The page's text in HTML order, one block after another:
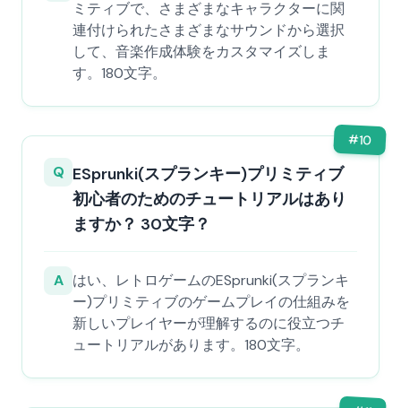
ミティブで、さまざまなキャラクターに関
連付けられたさまざまなサウンドから選択
して、音楽作成体験をカスタマイズしま
す。180文字。
#10
Q ESprunki(スプランキー)プリミティブ
初心者のためのチュートリアルはあり
ますか？ 30文字？
A はい、レトロゲームのESprunki(スプランキ
ー)プリミティブのゲームプレイの仕組みを
新しいプレイヤーが理解するのに役立つチ
ュートリアルがあります。180文字。